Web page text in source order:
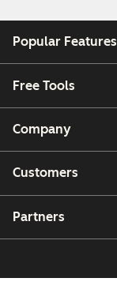
Popular Features
Free Tools
Company
Customers
Partners